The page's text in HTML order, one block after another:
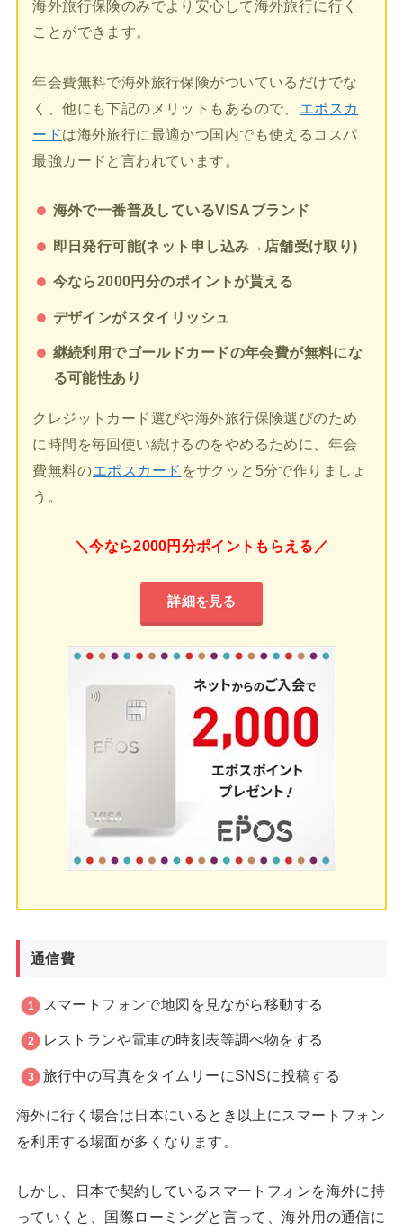
海外旅行保険のみでより安心して海外旅行に行く
ことができます。
年会費無料で海外旅行保険がついているだけでな
く、他にも下記のメリットもあるので、
エポスカ
ードは海外旅行に最適かつ国内でも使えるコスパ
最強カードと言われています。
海外で一番普及しているVISAブランド
即日発行可能(ネット申し込み→店舗受け取り)
今なら2000円分のポイントが貰える
デザインがスタイリッシュ
継続利用でゴールドカードの年会費が無料にな
る可能性あり
クレジットカード選びや海外旅行保険選びのため
に時間を毎回使い続けるのをやめるために、年会
費無料のエポスカード をサクッと5分で作りましょ
う。
＼今なら2000円分ポイントもらえる／
詳細を見る
通信費
スマートフォンで地図を見ながら移動する
レストランや電車の時刻表等調べ物をする
旅行中の写真をタイムリーにSNSに投稿する
海外に行く場合は日本にいるとき以上にスマートフォン
を利用する場面が多くなります。
しかし、日本で契約しているスマートフォンを海外に持
っていくと、国際ローミングと言って、海外用の通信に